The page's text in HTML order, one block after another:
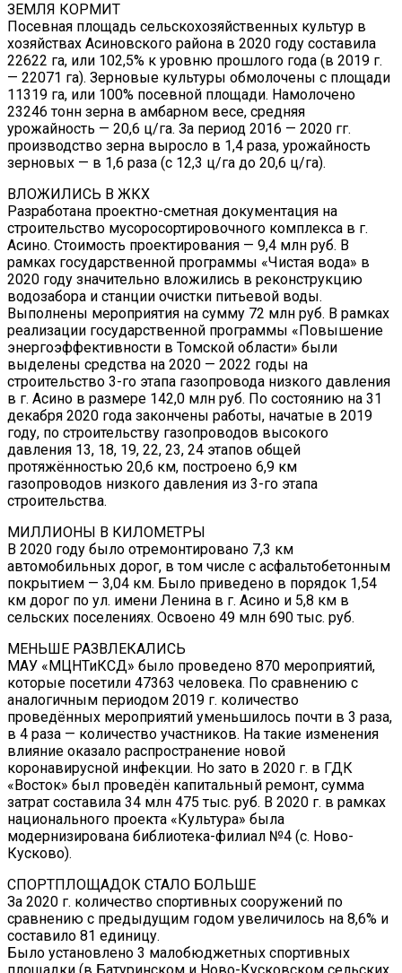
ЗЕМЛЯ КОРМИТ
Посевная площадь сельскохозяйственных культур в
хозяйствах Асиновского района в 2020 году составила
22622 га, или 102,5% к уровню прошлого года (в 2019 г.
— 22071 га). Зерновые культуры обмолочены с площади
11319 га, или 100% посевной площади. Намолочено
23246 тонн зерна в амбарном весе, средняя
урожайность — 20,6 ц/га. За период 2016 — 2020 гг.
производство зерна выросло в 1,4 раза, урожайность
зерновых — в 1,6 раза (с 12,3 ц/га до 20,6 ц/га).
ВЛОЖИЛИСЬ В ЖКХ
Разработана проектно-сметная документация на
строительство мусоросортировочного комплекса в г.
Асино. Стоимость проектирования — 9,4 млн руб. В
рамках государственной программы «Чистая вода» в
2020 году значительно вложились в реконструкцию
водозабора и станции очистки питьевой воды.
Выполнены мероприятия на сумму 72 млн руб. В рамках
реализации государственной программы «Повышение
энергоэффективности в Томской области» были
выделены средства на 2020 — 2022 годы на
строительство 3-го этапа газопровода низкого давления
в г. Асино в размере 142,0 млн руб. По состоянию на 31
декабря 2020 года закончены работы, начатые в 2019
году, по строительству газопроводов высокого
давления 13, 18, 19, 22, 23, 24 этапов общей
протяжённостью 20,6 км, построено 6,9 км
газопроводов низкого давления из 3-го этапа
строительства.
МИЛЛИОНЫ В КИЛОМЕТРЫ
В 2020 году было отремонтировано 7,3 км
автомобильных дорог, в том числе с асфальтобетонным
покрытием — 3,04 км. Было приведено в порядок 1,54
км дорог по ул. имени Ленина в г. Асино и 5,8 км в
сельских поселениях. Освоено 49 млн 690 тыс. руб.
МЕНЬШЕ РАЗВЛЕКАЛИСЬ
МАУ «МЦНТиКСД» было проведено 870 мероприятий,
которые посетили 47363 человека. По сравнению с
аналогичным периодом 2019 г. количество
проведённых мероприятий уменьшилось почти в 3 раза,
в 4 раза — количество участников. На такие изменения
влияние оказало распространение новой
коронавирусной инфекции. Но зато в 2020 г. в ГДК
«Восток» был проведён капитальный ремонт, сумма
затрат составила 34 млн 475 тыс. руб. В 2020 г. в рамках
национального проекта «Культура» была
модернизирована библиотека-филиал №4 (с. Ново-
Кусково).
СПОРТПЛОЩАДОК СТАЛО БОЛЬШЕ
За 2020 г. количество спортивных сооружений по
сравнению с предыдущим годом увеличилось на 8,6% и
составило 81 единицу.
Было установлено 3 малобюджетных спортивных